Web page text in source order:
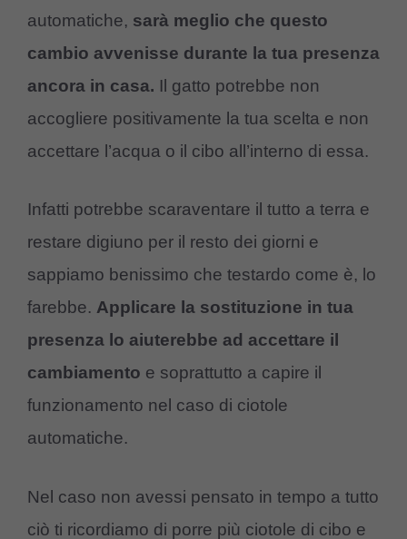
automatiche, sarà meglio che questo
cambio avvenisse durante la tua presenza
ancora in casa. Il gatto potrebbe non
accogliere positivamente la tua scelta e non
accettare l’acqua o il cibo all’interno di essa.
Infatti potrebbe scaraventare il tutto a terra e
restare digiuno per il resto dei giorni e
sappiamo benissimo che testardo come è, lo
farebbe. Applicare la sostituzione in tua
presenza lo aiuterebbe ad accettare il
cambiamento e soprattutto a capire il
funzionamento nel caso di ciotole
automatiche.
Nel caso non avessi pensato in tempo a tutto
ciò ti ricordiamo di porre più ciotole di cibo e